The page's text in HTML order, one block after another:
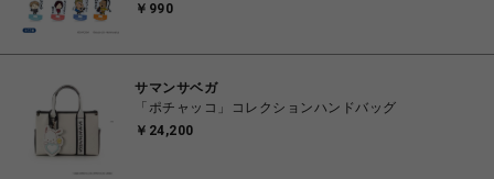
￥990
サマンサベガ
「ポチャッコ」コレクションハンドバッグ
￥24,200